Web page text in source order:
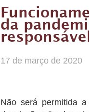
da
17 de março de 2020
Não será permitida